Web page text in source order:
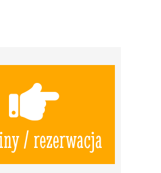
/ rezerwacja